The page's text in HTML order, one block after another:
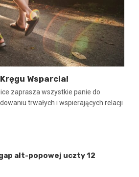
Wsparcia!
zaprasza wszystkie panie do
trwałych i wspierających relacji
alt-popowej uczty 12